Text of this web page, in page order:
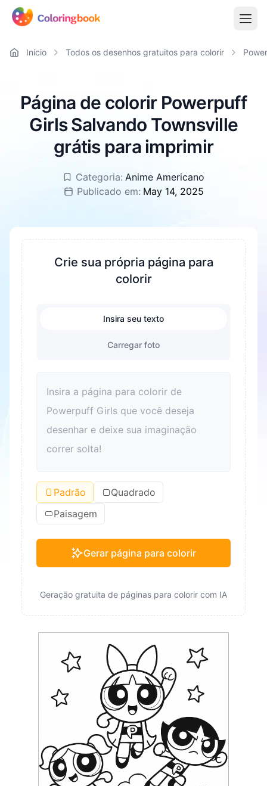
Início Todos os desenhos gratuitos para colorir
Página de colorir Powerpuff
Girls Salvando Townsville
grátis para imprimir
Categoria: Anime Americano
Publicado em: May 14, 2025
Crie sua própria página para
colorir
Insira seu texto
Carregar foto
Padrão
Quadrado
Paisagem
Gerar página para colorir
Geração gratuita de páginas para colorir com IA